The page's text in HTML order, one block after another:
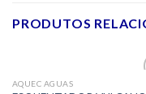
PRODUTOS
AQUEC AGUAS